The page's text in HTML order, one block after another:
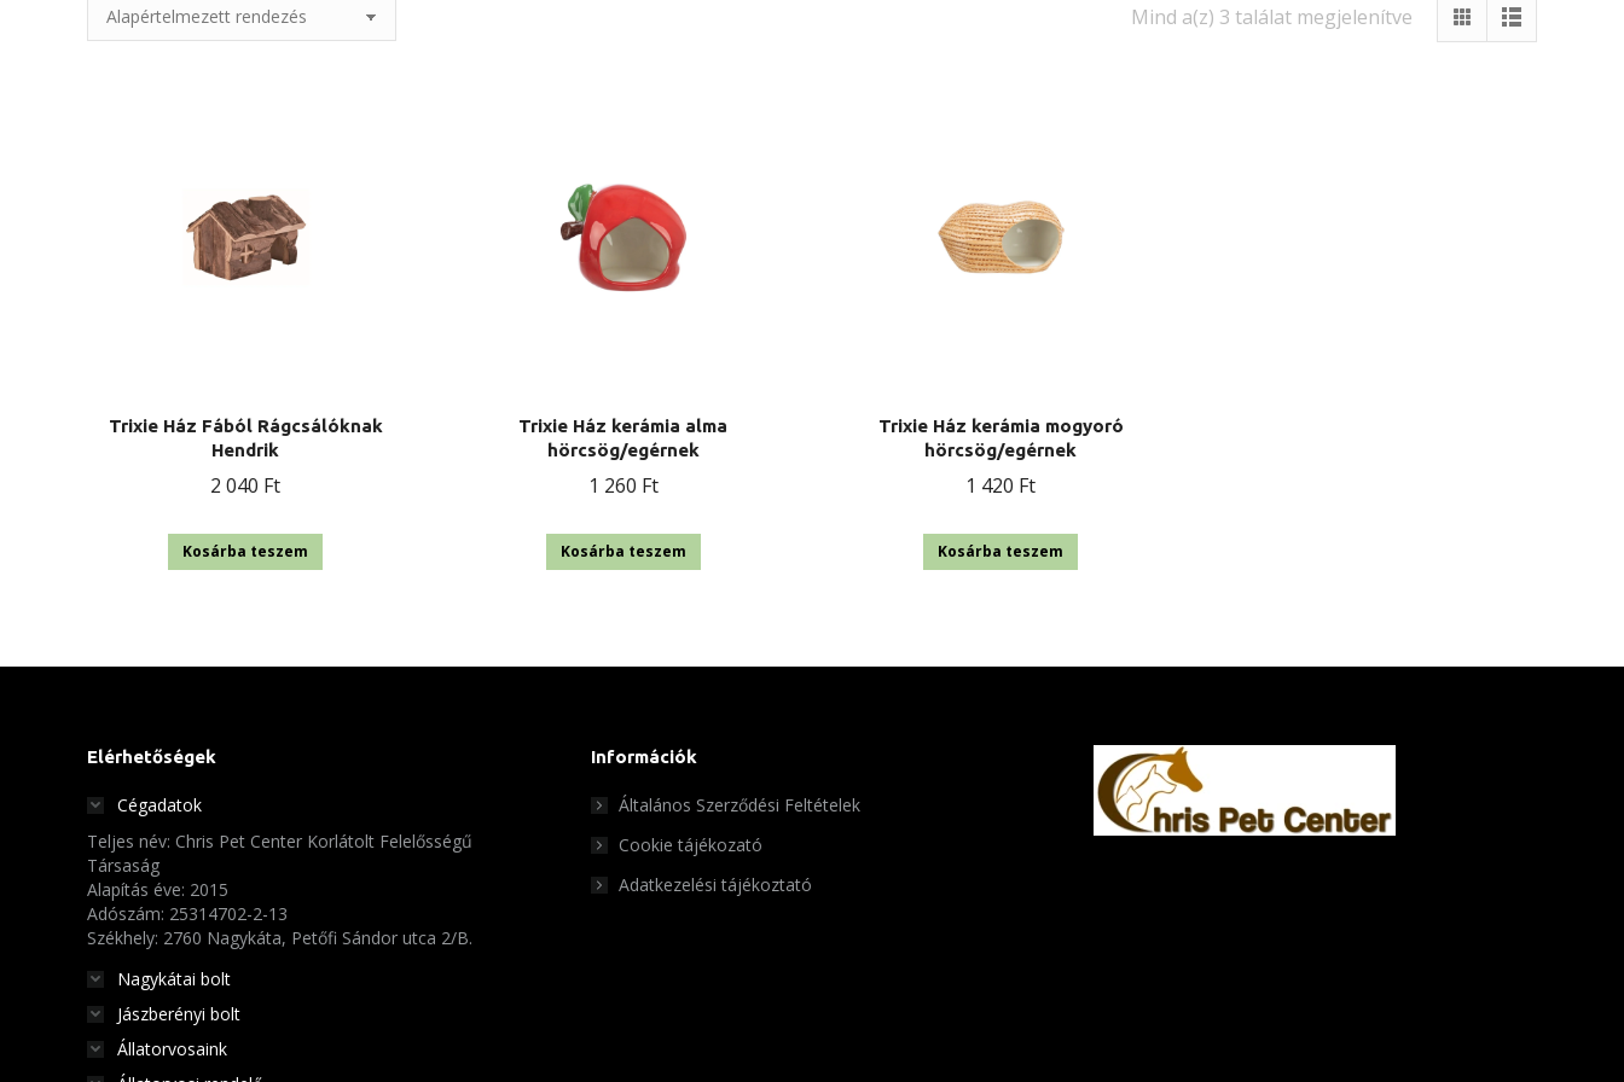
Mind a(z) 3 találat megjelenítve
Trixie Ház Fából Rágcsálóknak
Hendrik
2 040 Ft
Kosárba teszem
Trixie Ház kerámia alma
hörcsög/egérnek
1 260 Ft
Kosárba teszem
Trixie Ház kerámia mogyoró
hörcsög/egérnek
1 420 Ft
Kosárba teszem
Elérhetőségek
Cégadatok
Teljes név: Chris Pet Center Korlátolt Felelősségű
Társaság
Alapítás éve: 2015
Adószám: 25314702-2-13
Székhely: 2760 Nagykáta, Petőfi Sándor utca 2/B.
Nagykátai bolt
Jászberényi bolt
Állatorvosaink
Információk
Általános Szerződési Feltételek
Cookie tájékozató
Adatkezelési tájékoztató